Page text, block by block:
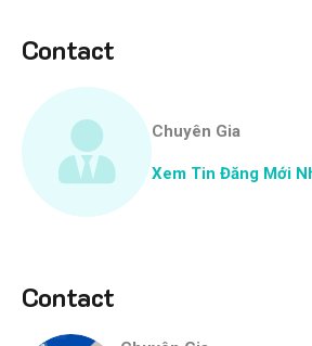
Contact
Chuyên Gia
Xem Tin Đăng Mới
Contact